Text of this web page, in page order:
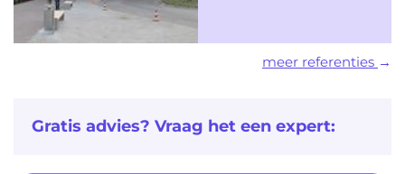
meer referenties
Gratis advies? Vraag het een expert: